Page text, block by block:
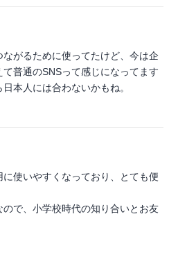
ながるために使ってたけど、今は企
普通のSNSって感じになってます
本人には合わないかもね。
使いやすくなっており、とても便
ので、小学校時代の知り合いとお友